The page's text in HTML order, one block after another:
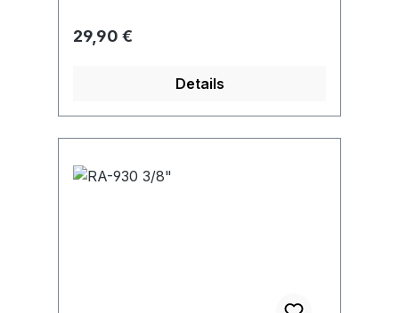
Regulärer Preis:
29,90 €
Details